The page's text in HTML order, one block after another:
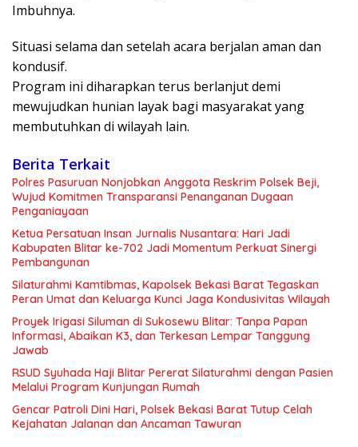
Imbuhnya.
Situasi selama dan setelah acara berjalan aman dan
kondusif.
Program ini diharapkan terus berlanjut demi
mewujudkan hunian layak bagi masyarakat yang
membutuhkan di wilayah lain.
Berita Terkait
Polres Pasuruan Nonjobkan Anggota Reskrim Polsek Beji,
Wujud Komitmen Transparansi Penanganan Dugaan
Penganiayaan
Ketua Persatuan Insan Jurnalis Nusantara: Hari Jadi
Kabupaten Blitar ke-702 Jadi Momentum Perkuat Sinergi
Pembangunan
Silaturahmi Kamtibmas, Kapolsek Bekasi Barat Tegaskan
Peran Umat dan Keluarga Kunci Jaga Kondusivitas Wilayah
Proyek Irigasi Siluman di Sukosewu Blitar: Tanpa Papan
Informasi, Abaikan K3, dan Terkesan Lempar Tanggung
Jawab
RSUD Syuhada Haji Blitar Pererat Silaturahmi dengan Pasien
Melalui Program Kunjungan Rumah
Gencar Patroli Dini Hari, Polsek Bekasi Barat Tutup Celah
Kejahatan Jalanan dan Ancaman Tawuran